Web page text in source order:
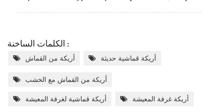
الكلمات الساخنة :
أريكة من القماش أريكة قماشية حديثة
أريكة من القماش مع الخشب
أريكة قماشية لغرفة المعيشة أريكة غرفة المعيشة